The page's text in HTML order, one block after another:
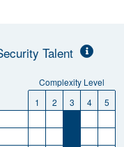
Talent
Complexity Level
1 2 3 4
5